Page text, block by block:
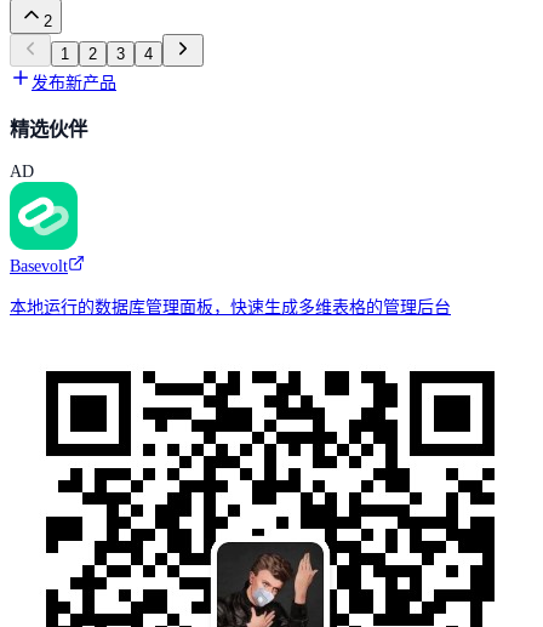
2
1
2 3
4
发布新产品
精选伙伴
AD
Basevolt
本地运行的数据库管理面板，快速生成多维表格的管理后台